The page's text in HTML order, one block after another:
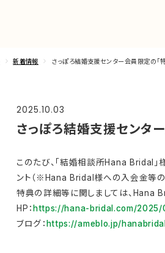
新着情報 さっぽろ結婚支援センター会員限定の「
2025.10.03
さっぽろ結婚支援センタ
このたび、「結婚相談所Hana Bridal」
ント（※Hana Bridal様への入会金等の
特典の詳細等に関しましては、Hana
HP：https://hana-bridal.com/
ブログ：https://ameblo.jp/